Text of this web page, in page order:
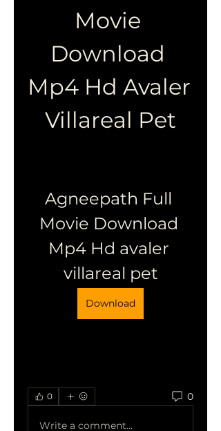
Movie
Download
Mp4 Hd Avaler
Villareal Pet
Agneepath Full
Movie Download
Mp4 Hd avaler
villareal pet
Download
0 0
Write a comment...